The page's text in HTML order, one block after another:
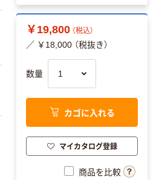
￥19,800 （税込）
／ ￥18,000 （税抜き）
数量
カゴに入れる
マイカタログ登録
商品を比較